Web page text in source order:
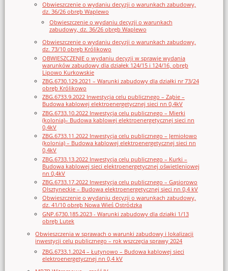
Obwieszczenie o wydaniu decyzji o warunkach zabudowy,
dz. 36/26 obręb Waplewo
Obwieszczenie o wydaniu decyzji o warunkach
zabudowy, dz. 36/26 obręb Waplewo
Obwieszczenie o wydaniu decyzji o warunkach zabudowy,
dz. 73/10 obręb Królikowo
OBWIESZCZENIE o wydaniu decyzji w sprawie wydania
warunków zabudowy dla działek 124/15 i 124/16, obręb
Lipowo Kurkowskie
ZBG.6730.129.2021 – Warunki zabudowy dla działki nr 73/24
obręb Królikowo
ZBG.6733.9.2022 Inwestycja celu publicznego – Ząbie –
Budowa kablowej elektroenergetycznej sieci nn 0,4kV
ZBG.6733.10.2022 Inwestycja celu publicznego – Mierki
(kolonia)– Budowa kablowej elektroenergetycznej sieci nn
0,4kV
ZBG.6733.11.2022 Inwestycja celu publicznego – Jemiołowo
(kolonia) – Budowa kablowej elektroenergetycznej sieci nn
0,4kV
ZBG.6733.13.2022 Inwestycja celu publicznego – Kurki –
Budowa kablowej sieci elektroenergetycznej oświetleniowej
nn 0,4kV
ZBG.6733.17.2022 Inwestycja celu publicznego – Gąsiorowo
Olsztyneckie – Budowa elektroenergetycznej sieci nn 0,4 kV
Obwieszczenie o wydaniu decyzji o warunkach zabudowy,
dz. 41/10 obręb Nowa Wieś Ostródzka
GNP.6730.185.2023 - Warunki zabudowy dla działki 1/13
obręb Lutek
Obwieszczenia w sprawach o warunki zabudowy i lokalizacji
inwestycji celu publicznego – rok wszczęcia sprawy 2024
ZBG.6733.1.2024 – Łutynowo – Budowa kablowej sieci
elektroenergetycznej nn 0,4 kV